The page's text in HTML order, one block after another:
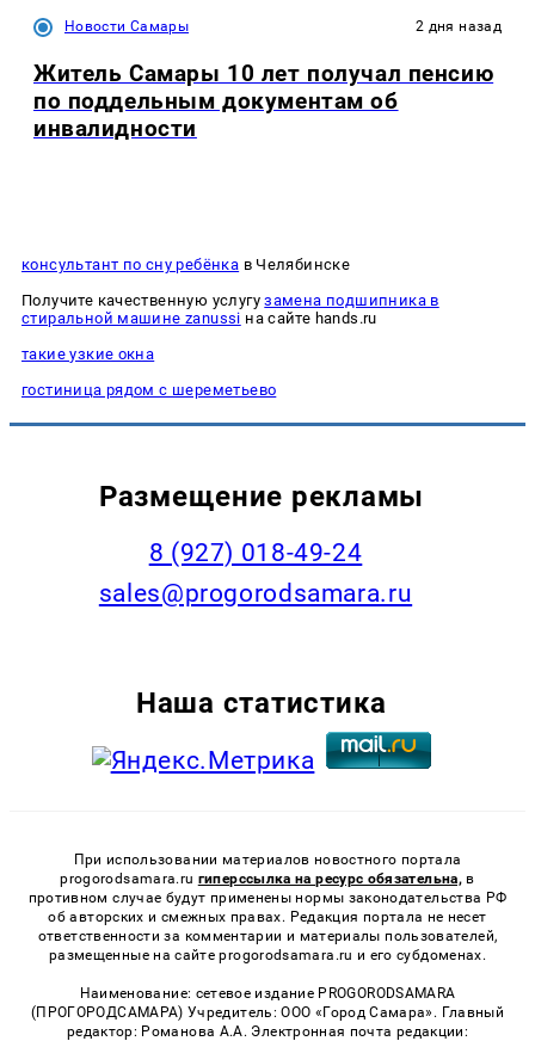
Новости Самары 2 дня назад
Житель Самары 10 лет получал пенсию
по поддельным документам об
инвалидности
консультант по сну ребёнка в Челябинске
Получите качественную услугузамена подшипника в
стиральной машине zanussi на сайте hands.ru
такие узкие окна
гостиница рядом с шереметьево
Размещение рекламы
8 (927) 018-49-24
sales@progorodsamara.ru
Наша статистика
При использовании материалов новостного портала
progorodsamara.ru гиперссылка на ресурс обязательна, в
противном случае будут применены нормы законодательства РФ
об авторских и смежных правах. Редакция портала не несет
ответственности за комментарии и материалы пользователей,
размещенные на сайте progorodsamara.ru и его субдоменах.
Наименование: сетевое издание PROGORODSAMARA
(ПРОГОРОДСАМАРА) Учредитель: ООО «Город Самара». Главный
редактор: Романова А.А. Электронная почта редакции: